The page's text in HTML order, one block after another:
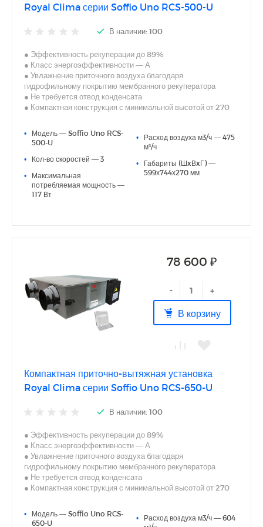
Royal Clima серии Soffio Uno RCS-500-U
В наличии: 100
● Эффективность рекуперации до 89%
● Класс энергоэффективности — А
● Увлажнение приточного воздуха благодаря
гидрофильному покрытию мембранного рекуператора
● Не требуется отвод конденсата
● Компактная конструкция с минимальной высотой от 270
● Универсальный монтаж — горизонтальный (стандартно
или в перевернутом положении) или вертикальный
● Минимальный уровень шума — от 27 дБ(А)
● Энергоэффективные 3-скоростные АС-двигатели
● Встроенная система автоматики с пультом управления в
комплекте
● Центролизованое управление внешними опциональными
режимы работы при низких температурах воздуха
● Многоуровневый недельный таймер
•
Модель — Soffio Uno RCS-
500-U
•
Кол-во скоростей — 3
•
Максимальная
потребляемая мощность —
117 Вт
•
Расход воздуха м3/ч — 475
м³/ч
•
Габариты (ШxВxГ) —
599х744х270 мм
78 600 ₽
- +
В корзину
Компактная приточно-вытяжная установка
Royal Clima серии Soffio Uno RCS-650-U
В наличии: 100
● Эффективность рекуперации до 89%
● Класс энергоэффективности — А
● Увлажнение приточного воздуха благодаря
гидрофильному покрытию мембранного рекуператора
● Не требуется отвод конденсата
● Компактная конструкция с минимальной высотой от 270
● Универсальный монтаж — горизонтальный (стандартно
или в перевернутом положении) или вертикальный
•
Модель — Soffio Uno RCS-
650-U
•
Расход воздуха м3/ч — 604